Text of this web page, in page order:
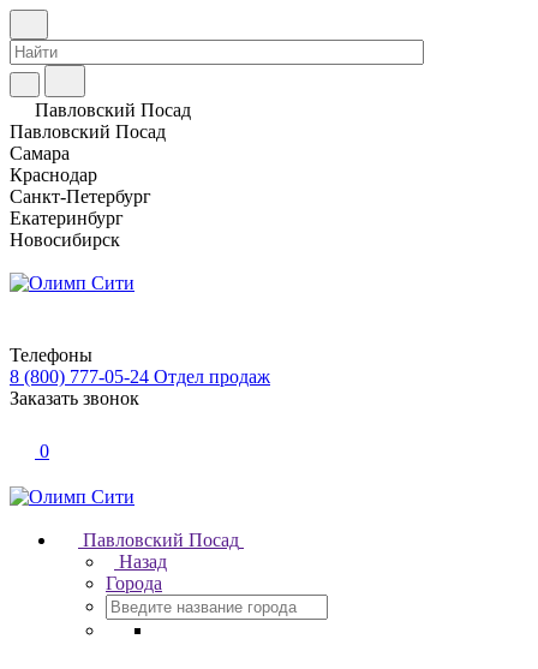
Павловский Посад
Павловский Посад
Самара
Краснодар
Санкт-Петербург
Екатеринбург
Новосибирск
Телефоны
8 (800) 777-05-24 Отдел продаж
Заказать звонок
0
Павловский Посад
Назад
Города